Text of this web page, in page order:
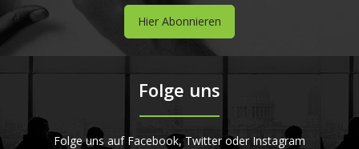
Hier Abonnieren
Folge uns
Folge uns auf Facebook, Twitter oder Instagram